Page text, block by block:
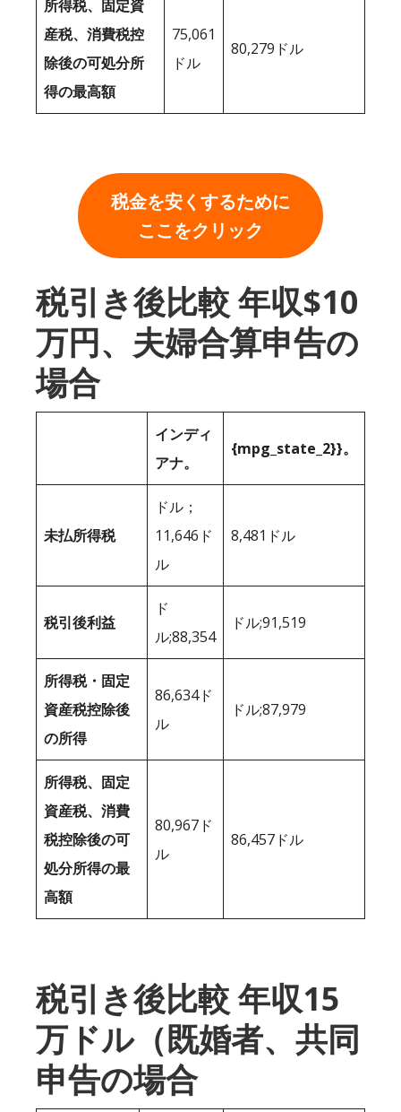
所得税、固定資
産税、消費税控
除後の可処分所
得の最高額
75,061
ドル
80,279ドル
税金を安くするために
ここをクリック
税引き後比較 年収$10
万円、夫婦合算申告の
場合
インディ
アナ。
{mpg_state_2}}。
未払所得税
ドル；
11,646ド
ル
8,481ドル
税引後利益
ド
ル;88,354
ドル;91,519
所得税・固定
資産税控除後
の所得
86,634ド
ル
ドル;87,979
所得税、固定
資産税、消費
税控除後の可
処分所得の最
高額
80,967ド
ル
86,457ドル
税引き後比較 年収15
万ドル（既婚者、共同
申告の場合